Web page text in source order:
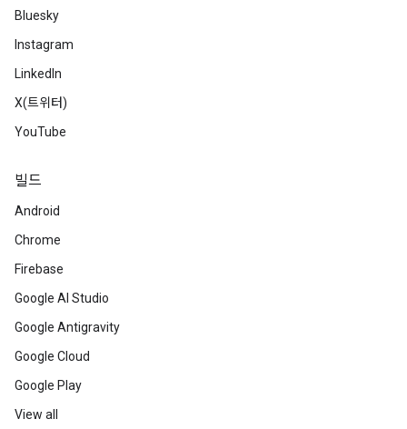
Bluesky
Instagram
LinkedIn
X(트위터)
YouTube
빌드
Android
Chrome
Firebase
Google AI Studio
Google Antigravity
Google Cloud
Google Play
View all